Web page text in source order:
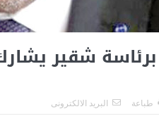
برئاسة شقير
طباعة البريد الالكترونى